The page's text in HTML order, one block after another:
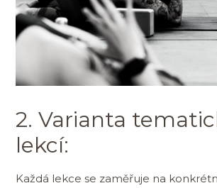
2. Varianta
lekcí:
Každá lekce se zaměřuje na